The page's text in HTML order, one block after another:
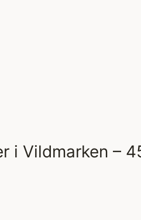
i Vildmarken –